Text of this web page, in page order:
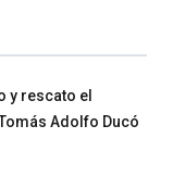
y rescato el
Adolfo Ducó